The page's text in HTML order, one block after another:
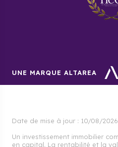
UNE MARQUE ALTAREA
Date de mise à jour : 10/08/2026
Un investissement immobilier
en capital. La rentabilité et la